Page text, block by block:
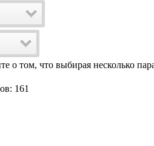
о том, что выбирая несколько
161